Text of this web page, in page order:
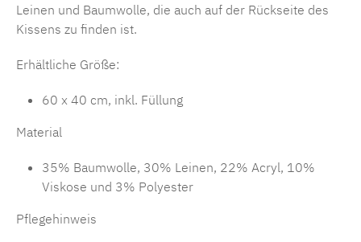
Leinen und Baumwolle, die auch auf der Rückseite des
Kissens zu finden ist.
Erhältliche Größe:
60 x 40 cm, inkl. Füllung
Material
35% Baumwolle, 30% Leinen, 22% Acryl, 10%
Viskose und 3% Polyester
Pflegehinweis